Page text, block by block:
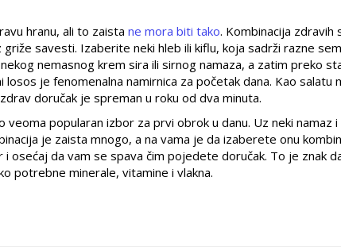
hranu, ali to zaista ne mora biti tako. Kombinacija
savesti. Izaberite neki hleb ili kiflu, koja sadrži razne
nemasnog krem sira ili sirnog namaza, a zatim preko
losos je fenomenalna namirnica za početak dana. Kao
doručak je spreman u roku od dva minuta.
veoma popularan izbor za prvi obrok u danu. Uz neki namaz
je zaista mnogo, a na vama je da izaberete onu
osećaj da vam se spava čim pojedete doručak. To je znak
potrebne minerale, vitamine i vlakna.